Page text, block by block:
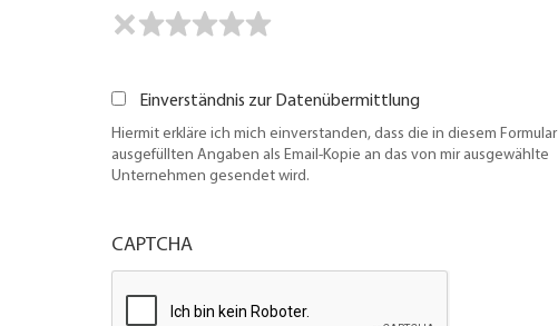
Einverständnis zur Datenübermittlung
Hiermit erkläre ich mich einverstanden, dass die in diesem Formular
ausgefüllten Angaben als Email-Kopie an das von mir ausgewählte
Unternehmen gesendet wird.
CAPTCHA